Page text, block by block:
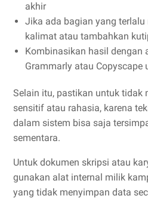
akhir
Jika ada bagian yang
kalimat atau tambahkan
Kombinasikan hasil dengan
Grammarly atau
Selain itu, pastikan untuk tidak
sensitif atau rahasia, karena
dalam sistem bisa saja
sementara.
Untuk dokumen skripsi atau
gunakan alat internal milik
yang tidak menyimpan data